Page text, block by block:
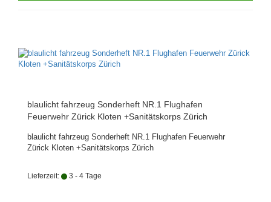
blaulicht fahrzeug Sonderheft NR.1 Flughafen
Feuerwehr Zürick Kloten +Sanitätskorps Zürich
blaulicht fahrzeug Sonderheft NR.1 Flughafen Feuerwehr
Zürick Kloten +Sanitätskorps Zürich
Lieferzeit: 3 - 4 Tage